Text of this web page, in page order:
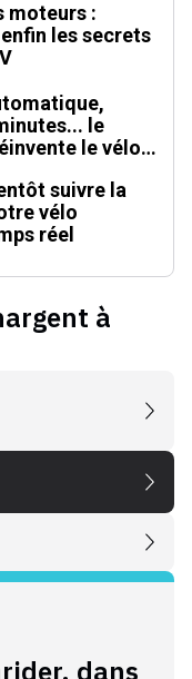
moteurs :
les secrets
le
le vélo
suivre la
vélo
réel
à
dans